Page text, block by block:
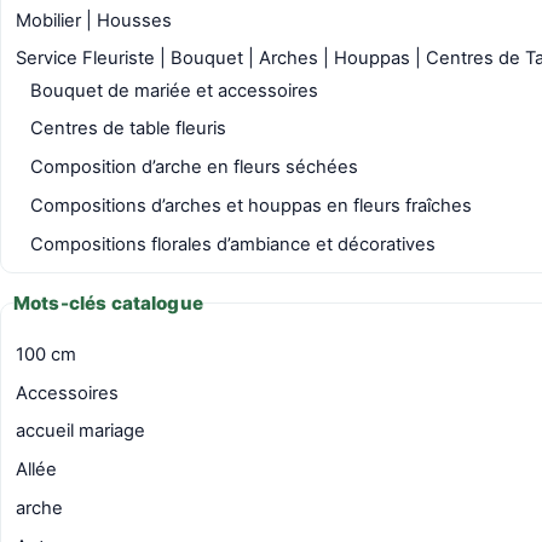
Mobilier | Housses
Service Fleuriste | Bouquet | Arches | Houppas | Centres de
Bouquet de mariée et accessoires
Centres de table fleuris
Composition d’arche en fleurs séchées
Compositions d’arches et houppas en fleurs fraîches
Compositions florales d’ambiance et décoratives
Mots-clés catalogue
100 cm
Accessoires
accueil mariage
Allée
arche